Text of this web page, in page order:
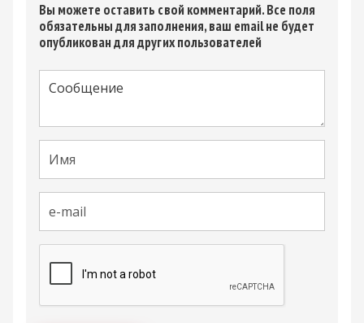
Вы можете оставить свой комментарий. Все поля
обязательны для заполнения, ваш email не будет
опубликован для других пользователей